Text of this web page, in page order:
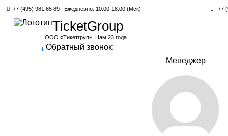
+7 (495) 981 65 89 | Ежедневно: 10:00-18:00 (Мск) +7
TicketGroup
ООО «Тикетгруп». Нам 23 года
+Обратный звонок:
Менеджер